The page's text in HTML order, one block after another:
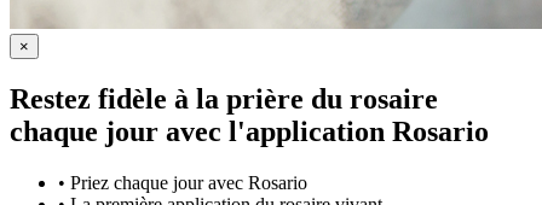
×
Restez fidèle à la prière du rosaire
chaque jour avec l'application Rosario
• Priez chaque jour avec Rosario